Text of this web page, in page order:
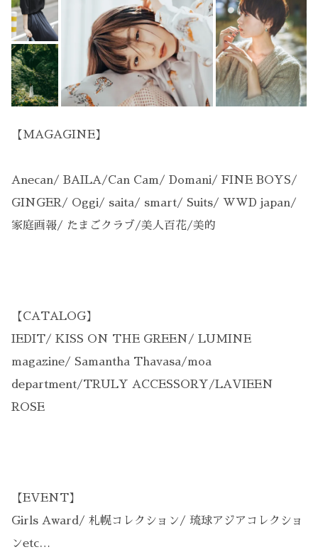
【MAGAGINE】
Anecan/ BAILA/Can Cam/ Domani/ FINE BOYS/
GINGER/ Oggi/ saita/ smart/ Suits/ WWD japan/
家庭画報/ たまごクラブ/美人百花/美的
【CATALOG】
IEDIT/ KISS ON THE GREEN/ LUMINE
magazine/ Samantha Thavasa/moa
department/TRULY ACCESSORY/LAVIEEN
ROSE
【EVENT】
Girls Award/ 札幌コレクション/ 琉球アジアコレクショ
ンetc…